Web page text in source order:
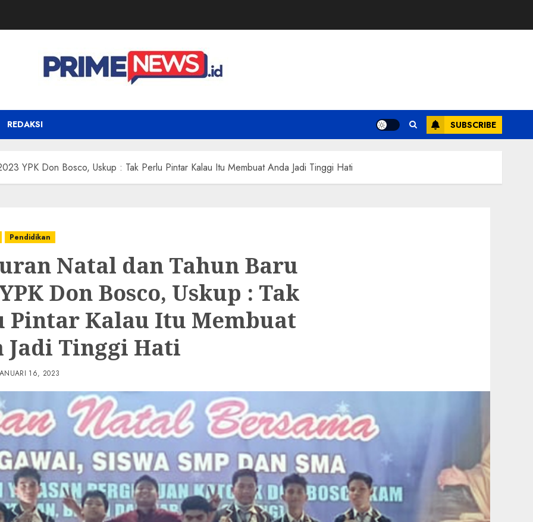
REDAKSI SUBSCRIBE
YPK Don Bosco, Uskup : Tak Perlu Pintar Kalau Itu Membuat Anda Jadi Tinggi Hati
Pendidikan
Natal dan Tahun Baru
Don Bosco, Uskup : Tak
Pintar Kalau Itu Membuat
Jadi Tinggi Hati
16, 2023